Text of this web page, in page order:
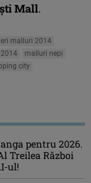
Mall.
malluri 2014
malluri nepi
city
pentru 2026.
Treilea Război
ul!